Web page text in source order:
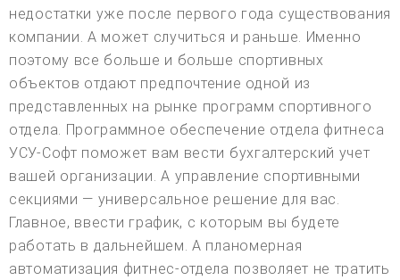
недостатки уже после первого года существования
компании. А может случиться и раньше. Именно
поэтому все больше и больше спортивных
объектов отдают предпочтение одной из
представленных на рынке программ спортивного
отдела. Программное обеспечение отдела фитнеса
УСУ-Софт поможет вам вести бухгалтерский учет
вашей организации. А управление спортивными
секциями — универсальное решение для вас.
Главное, ввести график, с которым вы будете
работать в дальнейшем. А планомерная
автоматизация фитнес-отдела позволяет не тратить